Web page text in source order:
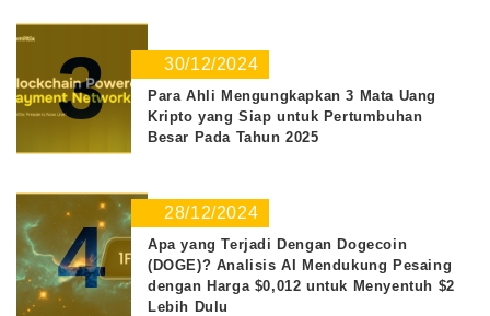
3 30/12/2024
Para Ahli Mengungkapkan 3 Mata Uang
Kripto yang Siap untuk Pertumbuhan
Besar Pada Tahun 2025
4 28/12/2024
Apa yang Terjadi Dengan Dogecoin
(DOGE)? Analisis AI Mendukung Pesaing
dengan Harga $0,012 untuk Menyentuh $2
Lebih Dulu